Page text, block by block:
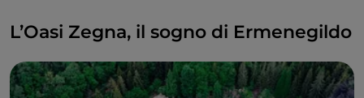
L’Oasi Zegna, il sogno di Ermenegildo